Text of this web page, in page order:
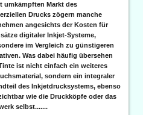
umkämpften Markt des
Drucks zögern manche
angesichts der Kosten für
digitaler Inkjet-Systeme,
im Vergleich zu günstigeren
Was dabei häufig übersehen
ist nicht einfach ein weiteres
sondern ein integraler
des Inkjetdrucksystems, ebenso
wie die Druckköpfe oder das
selbst.......